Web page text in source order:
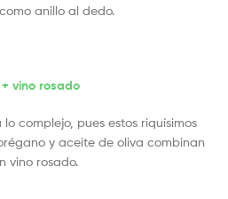
anillo al dedo.
vino rosado
complejo, pues estos riquísimos
y aceite de oliva combinan
vino rosado.